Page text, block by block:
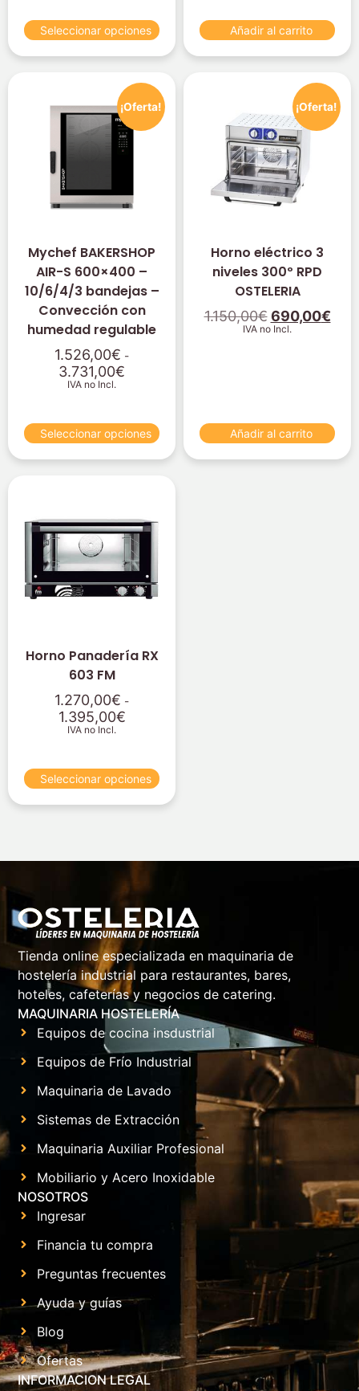
Seleccionar opciones Añadir al carrito
¡Oferta!
Mychef BAKERSHOP
AIR-S 600×400 –
10/6/4/3 bandejas –
Convección con
humedad regulable
1.526,00€ -
3.731,00€
IVA no Incl.
Seleccionar opciones
¡Oferta!
Horno eléctrico 3
niveles 300º RPD
OSTELERIA
1.150,00€ 690,00€
IVA no Incl.
Añadir al carrito
Horno Panadería RX
603 FM
1.270,00€ -
1.395,00€
IVA no Incl.
Seleccionar opciones
Tienda online especializada en maquinaria de
hostelería industrial para restaurantes, bares,
hoteles, cafeterías y negocios de catering.
MAQUINARIA HOSTELERÍA
Equipos de cocina insdustrial
Equipos de Frío Industrial
Maquinaria de Lavado
Sistemas de Extracción
Maquinaria Auxiliar Profesional
Mobiliario y Acero Inoxidable
NOSOTROS
Ingresar
Financia tu compra
Preguntas frecuentes
Ayuda y guías
Blog
Ofertas
INFORMACION LEGAL